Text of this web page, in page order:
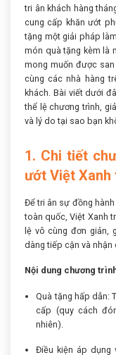
tri ân khách hàng
cung cấp khăn ướt
tặng một giải pháp
món quà tặng kèm là
mong muốn được
cùng các nhà hàng
khách. Bài viết dưới
thể lệ chương trình,
và lý do tại sao bạn
1. Chi tiết
ướt Việt Xanh
Để tri ân sự đồng
toàn quốc, Việt Xanh
lệ vô cùng đơn giản,
dàng tiếp cận và nhận
Nội dung chương
Quà tặng hấp dẫn:
cấp (quy cách
nhiên).
Điều kiện áp dụng